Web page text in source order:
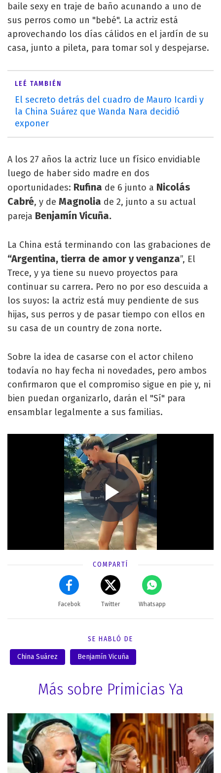
baile sexy en traje de baño acunando a uno de
sus perros como un "bebé". La actriz está
aprovechando los días cálidos en el jardín de su
casa, junto a pileta, para tomar sol y despejarse.
LEÉ TAMBIÉN
El secreto detrás del cuadro de Mauro Icardi y
la China Suárez que Wanda Nara decidió
exponer
A los 27 años la actriz luce un físico envidiable
luego de haber sido madre en dos
oportunidades: Rufina de 6 junto a Nicolás
Cabré, y de Magnolia de 2, junto a su actual
pareja Benjamín Vicuña.
La China está terminando con las grabaciones de
“Argentina, tierra de amor y venganza”, El
Trece, y ya tiene su nuevo proyectos para
continuar su carrera. Pero no por eso descuida a
los suyos: la actriz está muy pendiente de sus
hijas, sus perros y de pasar tiempo con ellos en
su casa de un country de zona norte.
Sobre la idea de casarse con el actor chileno
todavía no hay fecha ni novedades, pero ambos
confirmaron que el compromiso sigue en pie y, ni
bien puedan organizarlo, darán el "Sí" para
ensamblar legalmente a sus familias.
COMPARTÍ
Facebok Twitter Whatsapp
SE HABLÓ DE
China Suárez Benjamín Vicuña
Más sobre Primicias Ya